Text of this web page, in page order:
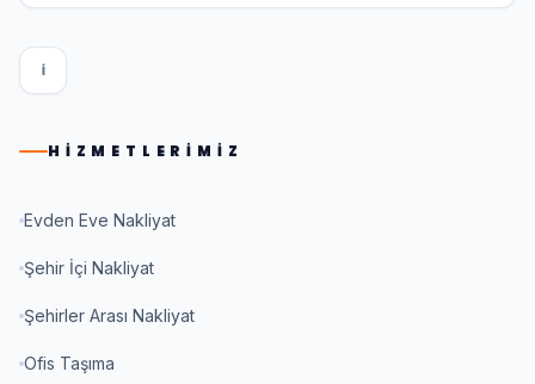
I
HIZMETLERIMIZ
Evden Eve Nakliyat
Şehir İçi Nakliyat
Şehirler Arası Nakliyat
Ofis Taşıma